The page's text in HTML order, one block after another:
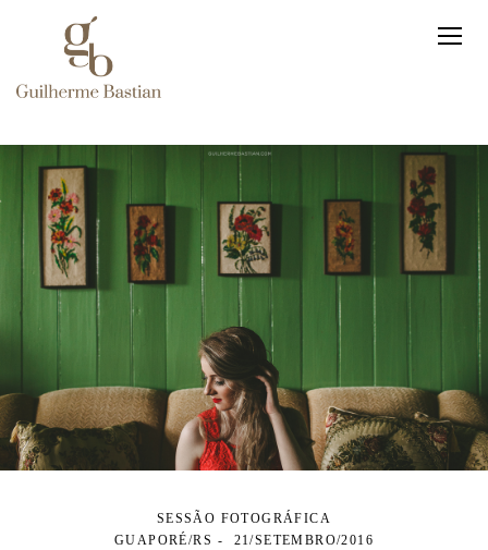
SESSÃO FOTOGRÁFICA
GUAPORÉ/RS
21/SETEMBRO/2016